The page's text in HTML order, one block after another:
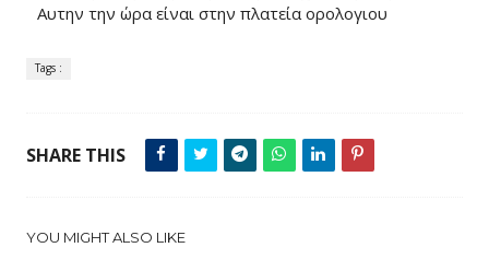
Αυτην την ώρα είναι στην πλατεία ορολογιου
Tags :
SHARE THIS
YOU MIGHT ALSO LIKE